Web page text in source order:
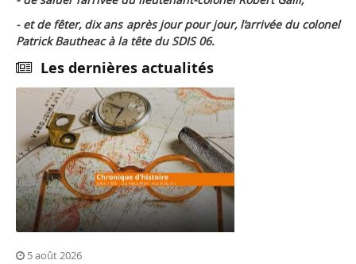
- et de fêter, dix ans après jour pour jour, l’arrivée du colonel
Patrick Bautheac à la tête du SDIS 06.
Les dernières actualités
5 août 2026